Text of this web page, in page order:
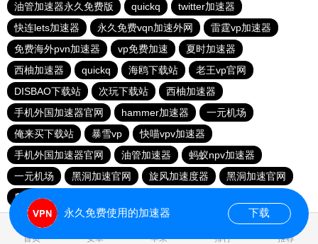
油管加速器永久免费版
quickq
twitter加速器
快连lets加速器
永久免费vqn加速外网
雷霆vp加速器
免费海外pvn加速器
vp免费加速
夏时加速器
西柚加速器
quickq 海鸥下载站
老王vp官网
DISBAO下载站
次玩下载站
西柚加速器
手机外国加速器官网
hammer加速器
一元机场
俺来买下载站
暴雪vp
快喵vpv加速器
手机外国加速器官网
油管加速器
蚂蚁npv加速器
一元机场
黑洞加速官网 旋风加速度器
黑洞加速官网
爬墙专用加速器
首页 安卓 苹果 排行 推荐
永久免费使用的加速器 下载
1.422237s